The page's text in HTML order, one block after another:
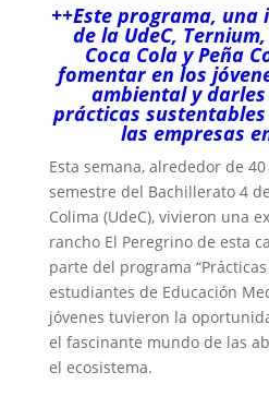
++Este programa,
de la UdeC,
Coca Cola y Peña
fomentar en los
ambiental y
prácticas
las empresas
Esta semana, alrededor de
semestre del Bachillerato 4
Colima (UdeC), vivieron una
rancho El Peregrino de esta
parte del programa
estudiantes de Educación
jóvenes tuvieron la
el fascinante mundo de las
el ecosistema.